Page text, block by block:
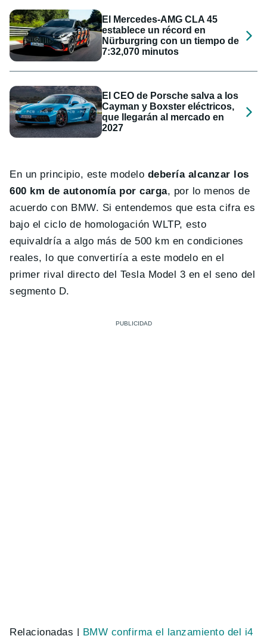
El Mercedes-AMG CLA 45
establece un récord en
Nürburgring con un tiempo de
7:32,070 minutos
El CEO de Porsche salva a los
Cayman y Boxster eléctricos,
que llegarán al mercado en
2027
En un principio, este modelo debería alcanzar los
600 km de autonomía por carga, por lo menos de
acuerdo con BMW. Si entendemos que esta cifra es
bajo el ciclo de homologación WLTP, esto
equivaldría a algo más de 500 km en condiciones
reales, lo que convertiría a este modelo en el
primer rival directo del Tesla Model 3 en el seno del
segmento D.
Relacionadas |
BMW confirma el lanzamiento del i4